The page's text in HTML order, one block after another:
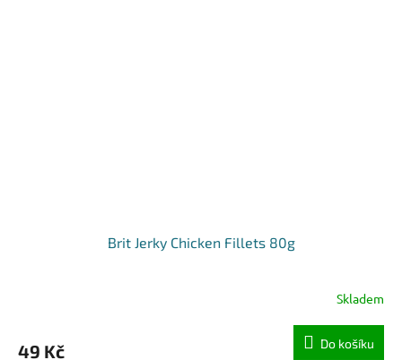
Brit Jerky Chicken Fillets 80g
Skladem
49 Kč Do košíku